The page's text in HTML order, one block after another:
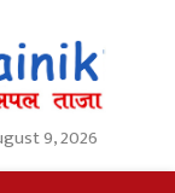
9, 2026